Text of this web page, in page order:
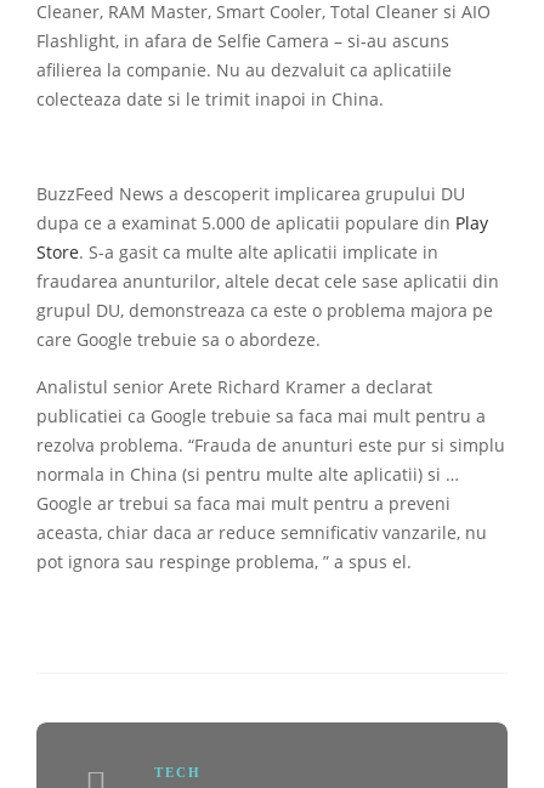
Cleaner, RAM Master, Smart Cooler, Total Cleaner si AIO
Flashlight, in afara de Selfie Camera – si-au ascuns
afilierea la companie. Nu au dezvaluit ca aplicatiile
colecteaza date si le trimit inapoi in China.
BuzzFeed News a descoperit implicarea grupului DU
dupa ce a examinat 5.000 de aplicatii populare din Play
Store. S-a gasit ca multe alte aplicatii implicate in
fraudarea anunturilor, altele decat cele sase aplicatii din
grupul DU, demonstreaza ca este o problema majora pe
care Google trebuie sa o abordeze.
Analistul senior Arete Richard Kramer a declarat
publicatiei ca Google trebuie sa faca mai mult pentru a
rezolva problema. “Frauda de anunturi este pur si simplu
normala in China (si pentru multe alte aplicatii) si …
Google ar trebui sa faca mai mult pentru a preveni
aceasta, chiar daca ar reduce semnificativ vanzarile, nu
pot ignora sau respinge problema, ” a spus el.
TECH